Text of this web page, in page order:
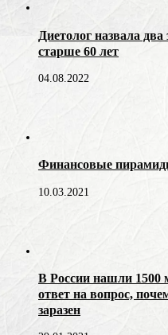
Диетолог назвала
старше 60 лет
04.08.2022
Финансовые
10.03.2021
В России нашли 1500
ответ на вопрос,
заразен